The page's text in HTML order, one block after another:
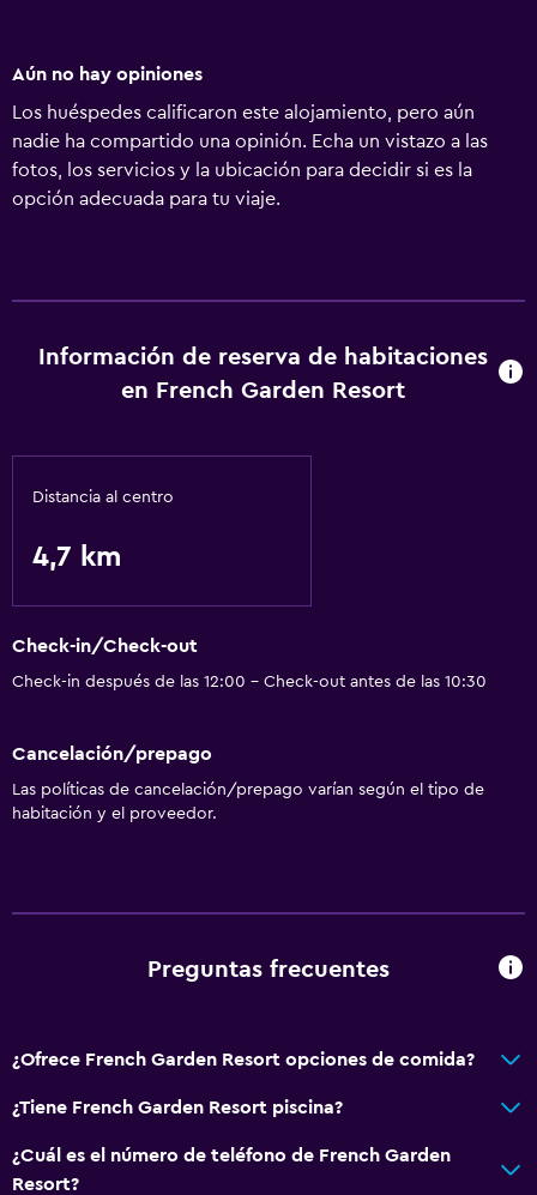
Aún no hay opiniones
Los huéspedes calificaron este alojamiento, pero aún
nadie ha compartido una opinión. Echa un vistazo a las
fotos, los servicios y la ubicación para decidir si es la
opción adecuada para tu viaje.
Información de reserva de habitaciones
en French Garden Resort
Distancia al centro
4,7 km
Check-in/Check-out
Check-in después de las 12:00 - Check-out antes de las 10:30
Cancelación/prepago
Las políticas de cancelación/prepago varían según el tipo de
habitación y el proveedor.
Preguntas frecuentes
¿Ofrece French Garden Resort opciones de comida?
¿Tiene French Garden Resort piscina?
¿Cuál es el número de teléfono de French Garden
Resort?